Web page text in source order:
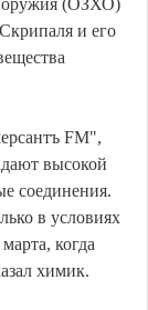
оружия (ОЗХО)
и его
FM",
высокой
соединения.
в условиях
когда
химик.